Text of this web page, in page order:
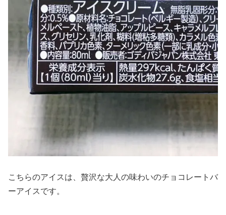
こちらのアイスは、贅沢な大人の味わいのチョコレートバ
ーアイスです。